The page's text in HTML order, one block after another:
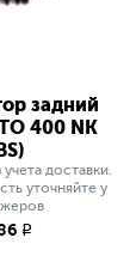
задний
400 NK
учета доставки.
уточняйте у
q